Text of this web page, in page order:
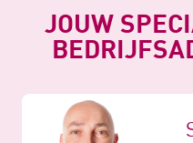
JOUW